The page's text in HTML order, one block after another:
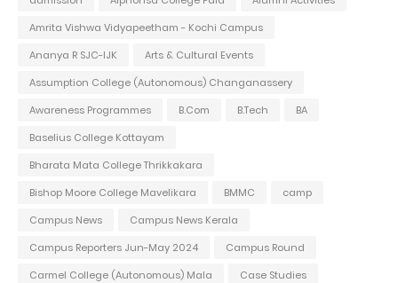
Amrita Vishwa Vidyapeetham - Kochi Campus
Ananya R SJC-IJK
Arts & Cultural Events
Assumption College (Autonomous) Changanassery
Awareness Programmes
B.Com B.Tech
BA
Baselius College Kottayam
Bharata Mata College Thrikkakara
Bishop Moore College Mavelikara
BMMC
camp
Campus News
Campus News Kerala
Campus Reporters Jun-May 2024
Campus Round
Carmel College (Autonomous) Mala
Case Studies